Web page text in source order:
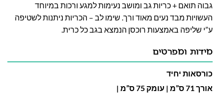
גבוה תואם + כריות גב ומושב נעימות למגע ורכות במיוחד
העשויות מבד נעים מאוד ורך. שימו לב – הכריות ניתנות לשטיפה
ע”י שליפה באמצעות רוכסן הנמצא בגב כל כרית.
מידות ומפרטים
כורסאות יחיד
אורך 71 ס”מ | עומק 75 ס”מ |